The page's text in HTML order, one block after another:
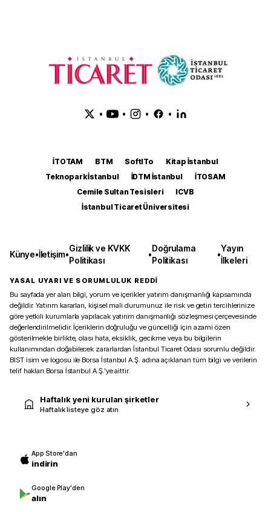
• • • •
İTOTAM BTM SoftITo
Kitap İstanbul
Teknopark İstanbul
İDTM İstanbul
İTOSAM
Cemile Sultan Tesisleri
ICVB
İstanbul Ticaret Üniversitesi
Künye•İletişim•
Gizlilik ve KVKK
Politikası
•
Doğrulama
Politikası
•
Yayın
İlkeleri
YASAL UYARI VE SORUMLULUK REDDİ
Bu sayfada yer alan bilgi, yorum ve içerikler yatırım danışmanlığı kapsamında
değildir. Yatırım kararları, kişisel mali durumunuz ile risk ve getiri tercihlerinize
göre yetkili kurumlarla yapılacak yatırım danışmanlığı sözleşmesi çerçevesinde
değerlendirilmelidir. İçeriklerin doğruluğu ve güncelliği için azami özen
gösterilmekle birlikte, olası hata, eksiklik, gecikme veya bu bilgilerin
kullanımından doğabilecek zararlardan İstanbul Ticaret Odası sorumlu değildir.
BIST isim ve logosu ile Borsa İstanbul A.Ş. adına açıklanan tüm bilgi ve verilerin
telif hakları Borsa İstanbul A.Ş.’ye aittir.
Haftalık yeni kurulan şirketler
Haftalık listeye göz atın
App Store'dan
indirin
Google Play'den
alın